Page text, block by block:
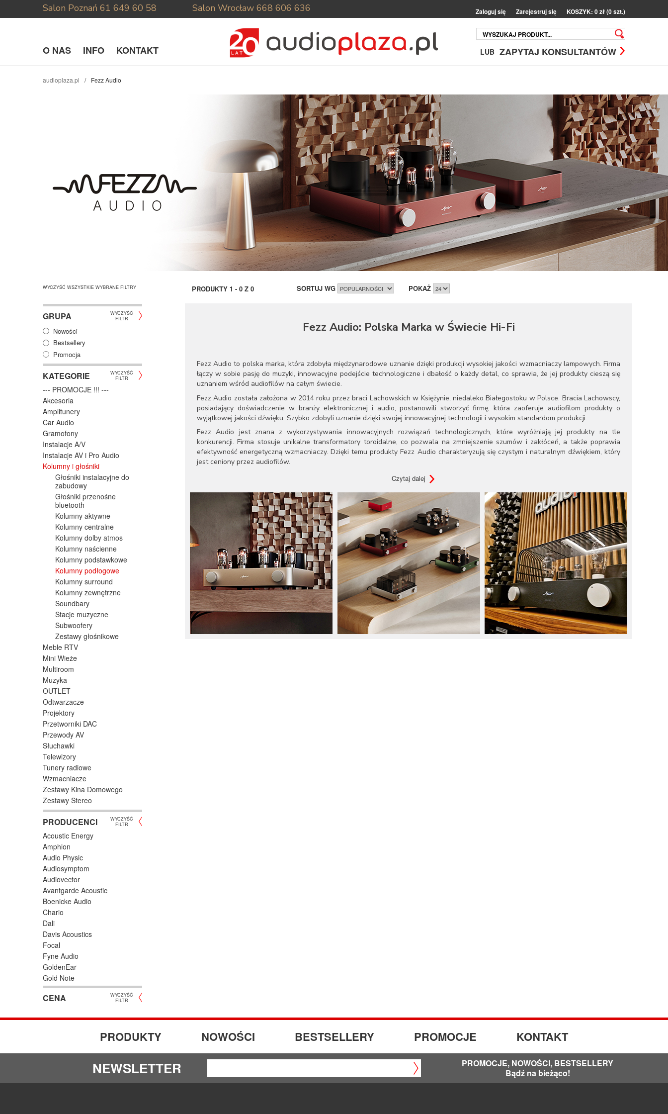
Salon Poznań 61 649 60 58 Salon Wrocław 668 606 636 Zaloguj się Zarejestruj się KOSZYK: 0 zł (0 szt.)
O NAS INFO KONTAKT LUB ZAPYTAJ KONSULTANTÓW
audioplaza.pl Fezz Audio
WYCZYŚĆ WSZYSTKIE WYBRANE FILTRY
GRUPA
WYCZYŚĆ
FILTR
Nowości
Bestsellery
Promocja
KATEGORIE
WYCZYŚĆ
FILTR
--- PROMOCJE !!! ---
Akcesoria
Amplitunery
Car Audio
Gramofony
Instalacje A/V
Instalacje AV i Pro Audio
Kolumny i głośniki
Głośniki instalacyjne do
zabudowy
Głośniki przenośne
bluetooth
Kolumny aktywne
Kolumny centralne
Kolumny dolby atmos
Kolumny naścienne
Kolumny podstawkowe
Kolumny podłogowe
Kolumny surround
Kolumny zewnętrzne
Soundbary
Stacje muzyczne
Subwoofery
Zestawy głośnikowe
Meble RTV
Mini Wieże
Multiroom
Muzyka
OUTLET
Odtwarzacze
Projektory
Przetworniki DAC
Przewody AV
Słuchawki
Telewizory
Tunery radiowe
Wzmacniacze
Zestawy Kina Domowego
Zestawy Stereo
PRODUCENCI
WYCZYŚĆ
FILTR
Acoustic Energy
Amphion
Audio Physic
Audiosymptom
Audiovector
Avantgarde Acoustic
Boenicke Audio
Chario
Dali
Davis Acoustics
Focal
Fyne Audio
GoldenEar
Gold Note
Graham Audio
Heco
KEF
Martin Logan
CENA
WYCZYŚĆ
FILTR
PRODUKTY 1 - 0 Z 0 SORTUJ WG POKAŻ
Fezz Audio: Polska Marka w Świecie Hi-Fi
Fezz Audio to polska marka, która zdobyła międzynarodowe uznanie dzięki produkcji wysokiej jakości wzmacniaczy lampowych. Firma
łączy w sobie pasję do muzyki, innowacyjne podejście technologiczne i dbałość o każdy detal, co sprawia, że jej produkty cieszą się
uznaniem wśród audiofilów na całym świecie.
Fezz Audio została założona w 2014 roku przez braci Lachowskich w Księżynie, niedaleko Białegostoku w Polsce. Bracia Lachowscy,
posiadający doświadczenie w branży elektronicznej i audio, postanowili stworzyć firmę, która zaoferuje audiofilom produkty o
wyjątkowej jakości dźwięku. Szybko zdobyli uznanie dzięki swojej innowacyjnej technologii i wysokim standardom produkcji.
Fezz Audio jest znana z wykorzystywania innowacyjnych rozwiązań technologicznych, które wyróżniają jej produkty na tle
konkurencji. Firma stosuje unikalne transformatory toroidalne, co pozwala na zmniejszenie szumów i zakłóceń, a także poprawia
efektywność energetyczną wzmacniaczy. Dzięki temu produkty Fezz Audio charakteryzują się czystym i naturalnym dźwiękiem, który
jest ceniony przez audiofilów.
Asortyment produktów Fezz Audio obejmuje przede wszystkim wzmacniacze lampowe, które są sercem oferty firmy. Każdy
wzmacniacz jest ręcznie składany i testowany, aby zapewnić najwyższą jakość dźwięku. Fezz Audio oferuje różnorodne modele,
dostosowane do różnych potrzeb i preferencji, od kompaktowych wzmacniaczy dla początkujących audiofilów, po zaawansowane
urządzenia dla najbardziej wymagających użytkowników.
Fezz Audio Titania Evo– Wzmacniacz zintegrowany, który wykorzystuje lampy EL34. Charakteryzuje się mocnym,
dynamicznym dźwiękiem i eleganckim designem.
Fezz Audio Mira Ceti– Kompaktowy wzmacniacz, który oferuje wysoką jakość dźwięku w niewielkiej obudowie. Idealny dla
osób poszukujących wysokiej jakości dźwięku w małych przestrzeniach.
Fezz Audio Equinox – Zaawansowany lampowy przetwornik cyfrowo-analogowy, który łączy w sobie nowoczesne
technologie i klasyczne rozwiązania lampowe, zapewniając wyjątkowe doznania dźwiękowe.
To, co wyróżnia Fezz Audio, to pasja do muzyki i zaangażowanie w doskonałość dźwięku. Każdy produkt jest starannie projektowany i
testowany, aby zapewnić optymalne doznania dźwiękowe i trwałość. Produkty firmy są regularnie nagradzane na branżowych
wystawach i konkursach, co potwierdza ich pozycję jako jednego z liderów w dziedzinie wzmacniaczy lampowych.
Fezz Audio nieustannie dąży do doskonałości i innowacji. Firma inwestuje w badania i rozwój, aby dostarczać swoim klientom jeszcze
lepsze produkty. Z każdym kolejnym rokiem Fezz Audio umacnia swoją pozycję na rynku hi-fi, kontynuując tradycję doskonałości i pasji
Czytaj dalej
PRODUKTY NOWOŚCI BESTSELLERY PROMOCJE KONTAKT
NEWSLETTER
PROMOCJE, NOWOŚCI, BESTSELLERY
Bądź na bieżąco!